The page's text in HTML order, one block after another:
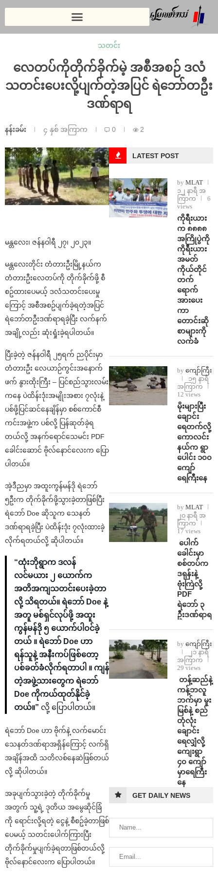
သတင်း
လေတပ်ကိုတိုက်ခိုက်မဲ့ အစီအစဉ် ဒလံ
သတင်းပေးလို့ပျက်တဲ့အပြင် ရဲဘော်တဦး
ဒဏ်ရာရ
နန်းခမ်း ၄ နှစ် အကြာက 0 2
မန္တလေး၊ ဇန်နဝါရီ ၂၇၊ ၂၀၂၃။
မန္တလေးတိုင်း တံတားဦးမြို့နယ်က
တံတားဦးလေတပ်ကို တိုက်ခိုက်ဖို့ စီ
စဥ်ထားပေမယ့် ဒလံသတင်းပေးမှု
ကြောင့် အစီအစဥ်ပျက်ခဲ့ရတဲ့အပြင်
ရဲဘော်တဦးဒဏ်ရာရခဲ့ပြီး လက်နက်
အချို့လည်း ဆုံးရှုံးခဲ့ရပါတယ်။
ပြီးခဲ့တဲ့ ဇန်နဝါရီ ၂၅ရက် ညပိုင်းမှာ
တံတားဦး လေယာဉ်ကွင်းအနောက်
ဖက် နွားထိုးကြီး – ပြင်စည်သွားလမ်း
ကနေ ပဲထိန်းဒုံးအမျိုးအစား ၇လုံးနဲ့
ပစ်ဖို့ပြင်ဆင်နေချိန်မှာ စစ်ကောင်စီ
ကင်းအဖွဲ့က ပစ်လို့ ပြန်ဆုတ်ခဲ့ရ
တယ်လို့ အနက်ရောင်သေမင်း PDF
ခေါင်းဆောင် ဗိုလ်နောင်လေးက ပြော
ပါတယ်။
အဲ့ဒီညမှာ အထူးကွန်မန်ဒို ရဲဘော်
၅ဦးက တိုက်ခိုက်ဖို့သွားခဲ့တာဖြစ်ပြီး
ရဲဘော် Doe ဆိုသူက သေနတ်
ဒဏ်ရာရခဲ့ပြီး ပဲထိန်းဒုံး ၇လုံးထားခဲ့
လိုက်ရတယ်လို့ ဆိုပါတယ်။
“ထုံးဘိုရွာက ဒလန်
လင်မယား ၂ ယောက်က
အတိအကျသတင်းပေးခဲ့တာ
လို့ သိရတယ်။ ရဲဘော် Doe နဲ့
အတူ မစ်ရှင်လုပ်ဖို့ အထူး
ကွန်မန်ဒို ၅ ယောက်ပါဝင်ခဲ့
တယ် ။ ရဲဘော် Doe ဟာ
ရန်သူနဲ့ အနီးကပ်ဖြစ်တော့
ပစ်ခတ်ခံလိုက်ရတာပါ ။ ကျန်
တဲ့အဖွဲ့သားတွေက ရဲဘော်
Doe ကိုကယ်ထုတ်နိုင်ခဲ့
တယ်။” လို့ ပြောပါတယ်။
ရဲဘော် Doe ဟာ ဗိုက်နဲ့ လက်မောင်း
သေနတ်ဒဏ်ရာအရှိန်ကြောင့် လက်ရှိ
အချိန်အထိ သတိလစ်နေဆဲဖြစ်တယ်
လို့ ဆိုပါတယ်။
အခုပျက်သွားခဲ့တဲ့ တိုက်ခိုက်မှု
အတွက် သူ့ရဲ့ ဒုတိယ အမွေဆိုင်ခြံ
ကို ရောင်းလို့ရတဲ့ ငွေနဲ့ စီစဥ်ခဲ့တာဖြစ်
ပေမယ့် သတင်းပေါက်ကြားပြီး
တိုက်ခိုက်မှုပျက်ခဲ့ရတာဖြစ်တယ်လို့
ဗိုလ်နောင်လေးက ပြောပါတယ်။
LATEST POST
by MLAT
၁၂ နာရီ အ
ကြာက
6
views
ကိုရီးယား
က ၈၈၈၈
အကြိုပွဲကို
ကိုရီးယား
အမတ်
ကိုယ်တိုင်
တက်
ရောက်
အားပေး
ကာ
တောင်းဆို
စာများကို
လက်ခံ
by ကျော်ကြီး
၁၅ နာရီ
အကြာက
12 views
⁨မိုးများပြီး
ချောင်း
ရေတက်လို့
ကောလင်း
နယ်က ရွာ
ပေါင်း ၁၀၀
ကျော်
ရေကြီးနေ
by MLAT
၂၀ နာရီ အ
ကြာက
17 views
⁩ ⁨ပေါက်
ခေါင်းမှာ
စစ်တပ်က
ဒရုန်းနဲ့
ဗုံးကြဲလို့
PDF
ရဲဘော် ၃
ဦးဒဏ်ရာရ
by ကျော်ကြီး
၂၁ နာရီ
အကြာက
29 views
⁩ ⁨တန့်ဆည်နဲ့
ကန့်ဘလူ
ဘက်မှာ မူး
မြစ်နဲ့ စည်
တုံလုံး
ချောင်း
ရေလျှံလို့
ကျေးရွာ
၄၀ ကျော်
မှာရေကြီး
နေ
GET DAILY NEWS